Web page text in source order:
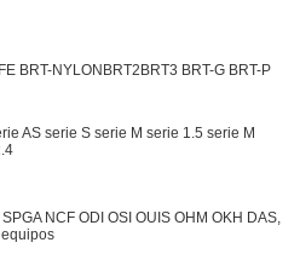
BRT-NYLONBRT2BRT3 BRT-G BRT-P
AS serie S serie M serie 1.5 serie M
NCF ODI OSI OUIS OHM OKH DAS,